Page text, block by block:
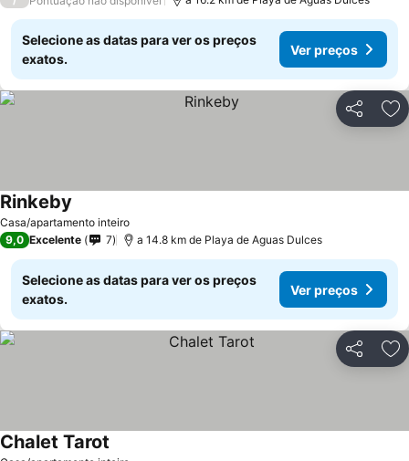
Selecione as datas para ver os preços
exatos.
Ver preços
Partilhar
Casa/apartamento inteiro
Rinkeby
9,0 Excelente 7 a 14.8 km de Playa de Aguas Dulces
Selecione as datas para ver os preços
exatos.
Ver preços
Partilhar
Chalet Tarot